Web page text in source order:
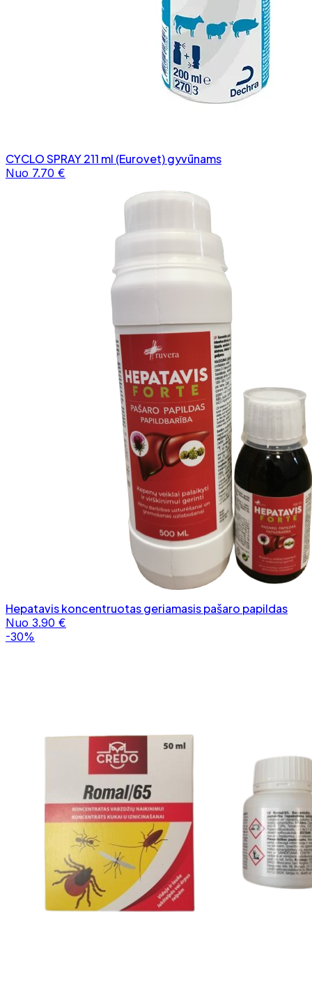
CYCLO SPRAY 211 ml (Eurovet) gyvūnams
Nuo 7.70 €
Hepatavis koncentruotas geriamasis pašaro papildas
Nuo 3.90 €
-30%